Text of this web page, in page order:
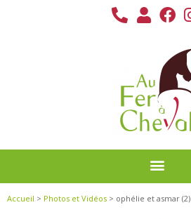
Accueil > Photos et Vidéos > ophélie et asmar (2)